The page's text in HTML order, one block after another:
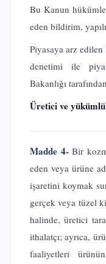
Bu Kanun
eden bildirim,
Piyasaya arz
denetimi ile
Bakanlığı
Üretici ve
Madde 4-Bir
eden veya ürüne
işaretini koymak
gerçek veya tüzel
halinde, üretici
ithalatçı; ayrıca,
faaliyetleri